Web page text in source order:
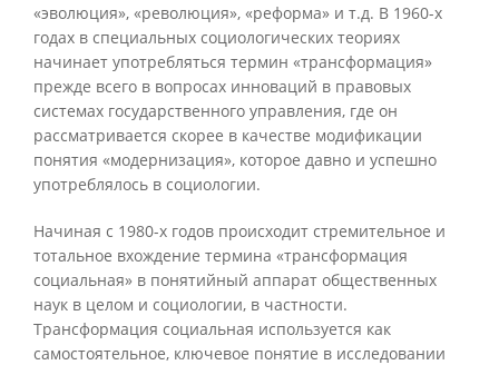
«эволюция», «революция», «реформа» и т.д. В 1960-х
годах в специальных социологических теориях
начинает употребляться термин «трансформация»
прежде всего в вопросах инноваций в правовых
системах государственного управления, где он
рассматривается скорее в качестве модификации
понятия «модернизация», которое давно и успешно
употреблялось в социологии.
Начиная с 1980-х годов происходит стремительное и
тотальное вхождение термина «трансформация
социальная» в понятийный аппарат общественных
наук в целом и социологии, в частности.
Трансформация социальная используется как
самостоятельное, ключевое понятие в исследовании